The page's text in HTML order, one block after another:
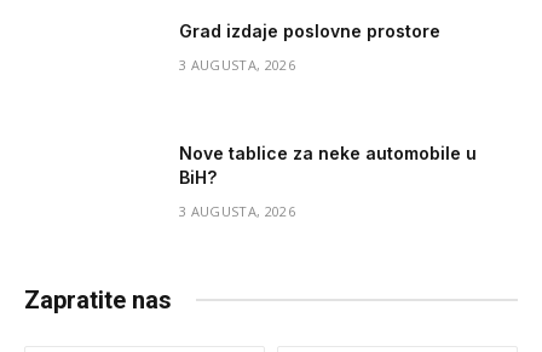
Grad izdaje poslovne prostore
3 AUGUSTA, 2026
Nove tablice za neke automobile u
BiH?
3 AUGUSTA, 2026
Zapratite nas